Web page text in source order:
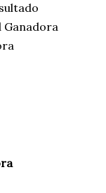
Ganadora